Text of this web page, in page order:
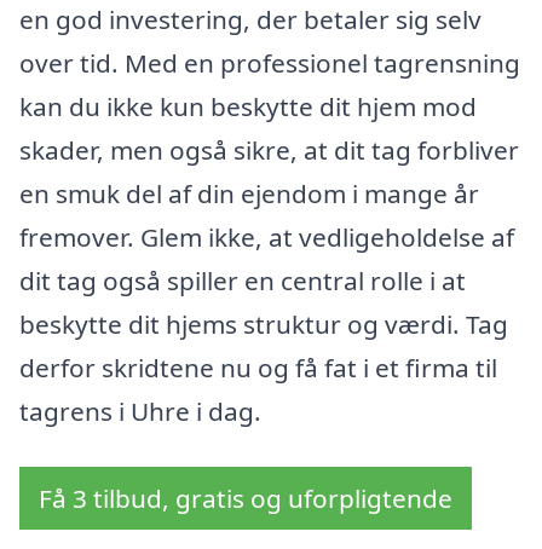
en god investering, der betaler sig selv
over tid. Med en professionel tagrensning
kan du ikke kun beskytte dit hjem mod
skader, men også sikre, at dit tag forbliver
en smuk del af din ejendom i mange år
fremover. Glem ikke, at vedligeholdelse af
dit tag også spiller en central rolle i at
beskytte dit hjems struktur og værdi. Tag
derfor skridtene nu og få fat i et firma til
tagrens i Uhre i dag.
Få 3 tilbud, gratis og uforpligtende